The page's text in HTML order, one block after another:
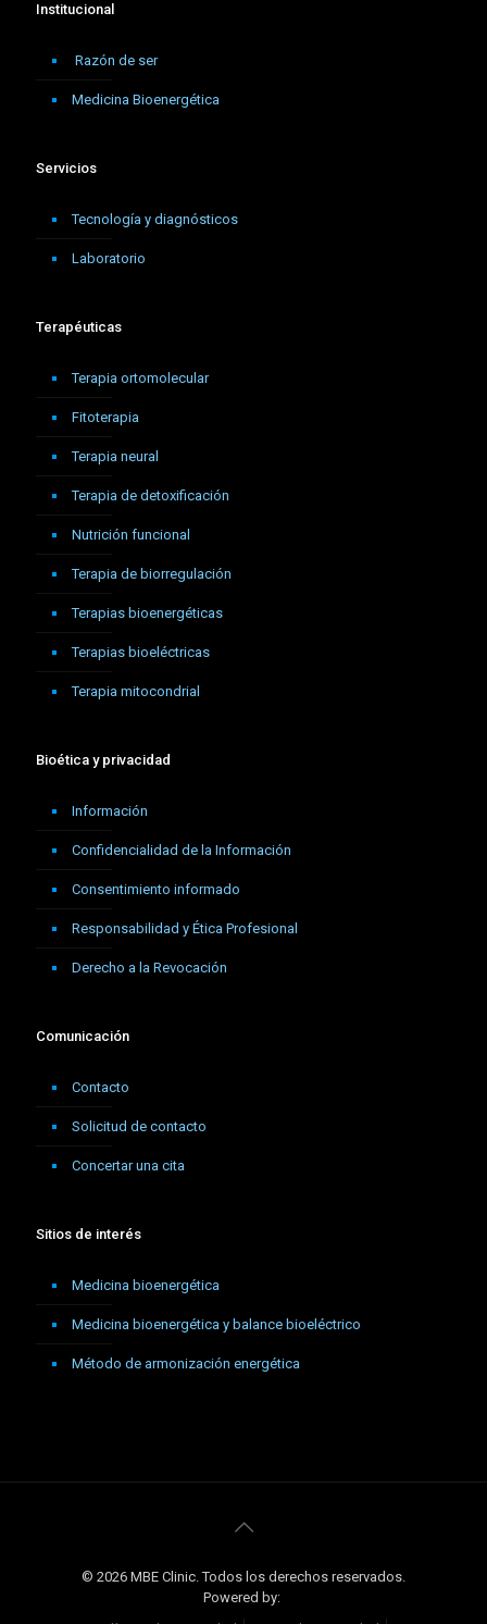
Institucional
Razón de ser
Medicina Bioenergética
Servicios
Tecnología y diagnósticos
Laboratorio
Terapéuticas
Terapia ortomolecular
Fitoterapia
Terapia neural
Terapia de detoxificación
Nutrición funcional
Terapia de biorregulación
Terapias bioenergéticas
Terapias bioeléctricas
Terapia mitocondrial
Bioética y privacidad
Información
Confidencialidad de la Información
Consentimiento informado
Responsabilidad y Ética Profesional
Derecho a la Revocación
Comunicación
Contacto
Solicitud de contacto
Concertar una cita
Sitios de interés
Medicina bioenergética
Medicina bioenergética y balance bioeléctrico
Método de armonización energética
© 2026 MBE Clinic. Todos los derechos reservados.
Powered by: